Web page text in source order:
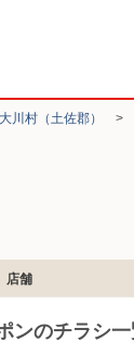
大川村（土佐郡） >
店舗
ンのチラシ